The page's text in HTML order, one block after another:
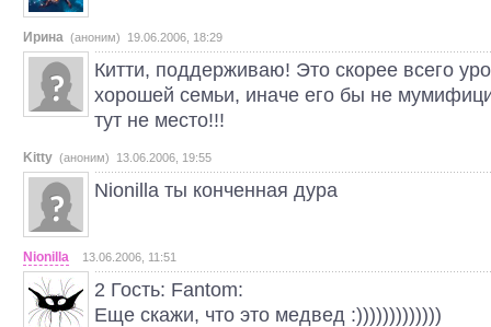
Ирина (аноним) 19.06.2006, 18:29
Китти, поддерживаю! Это скорее всего
хорошей семьи, иначе его бы не
тут не место!!!
Kitty (аноним) 13.06.2006, 19:55
Nionilla ты конченная дура
Nionilla 13.06.2006, 11:51
2 Гость: Fantom:
Еще скажи, что это медвед :)))))))))))))